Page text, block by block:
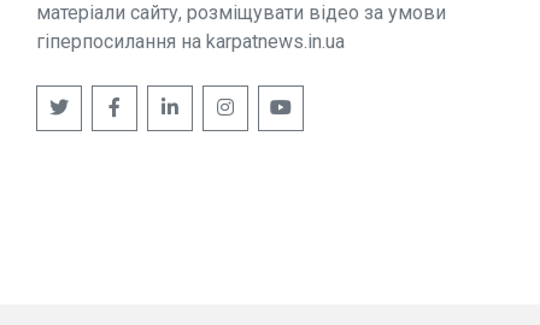
матеріали сайту, розміщувати відео за умови
гіперпосилання на karpatnews.in.ua